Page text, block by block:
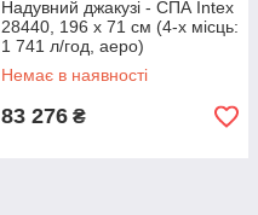
Надувний джакузі - СПА Intex
28440, 196 х 71 см (4-х місць:
1 741 л/год, аеро)
Немає в наявності
83 276 ₴